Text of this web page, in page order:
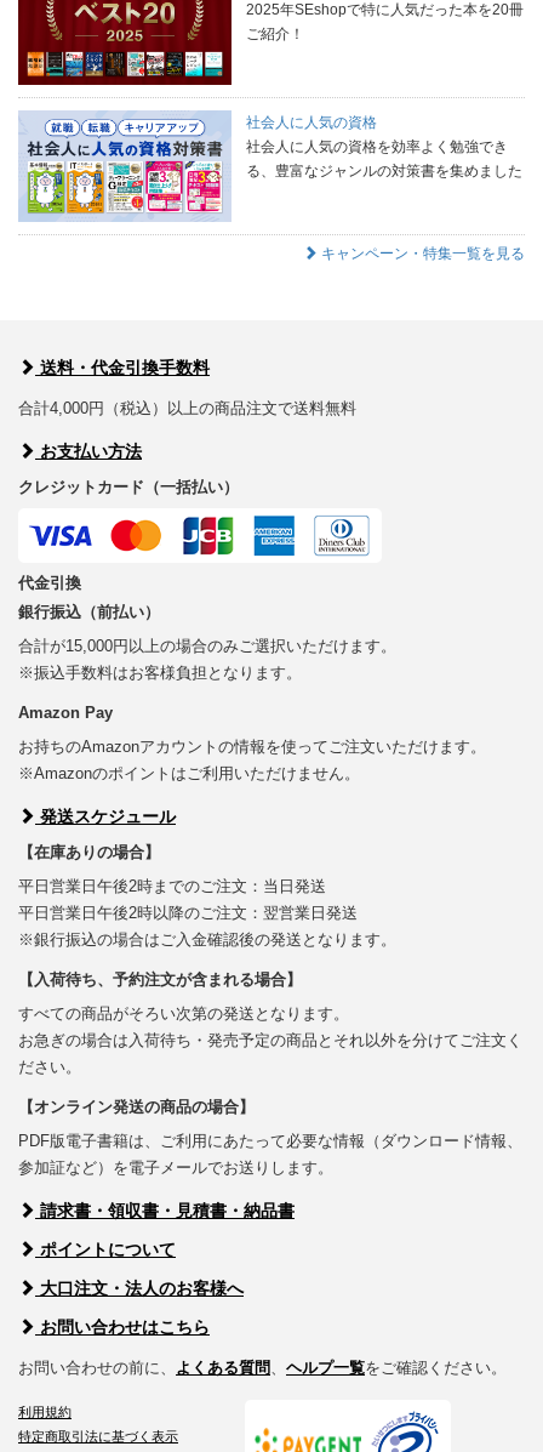
2025年SEshopで特に人気だった本を20冊
ご紹介！
社会人に人気の資格
社会人に人気の資格を効率よく勉強でき
る、豊富なジャンルの対策書を集めました
キャンペーン・特集一覧を見る
送料・代金引換手数料
合計4,000円（税込）以上の商品注文で送料無料
お支払い方法
クレジットカード（一括払い）
代金引換
銀行振込（前払い）
合計が15,000円以上の場合のみご選択いただけます。
※振込手数料はお客様負担となります。
Amazon Pay
お持ちのAmazonアカウントの情報を使ってご注文いただけます。
※Amazonのポイントはご利用いただけません。
発送スケジュール
【在庫ありの場合】
平日営業日午後2時までのご注文：当日発送
平日営業日午後2時以降のご注文：翌営業日発送
※銀行振込の場合はご入金確認後の発送となります。
【入荷待ち、予約注文が含まれる場合】
すべての商品がそろい次第の発送となります。
お急ぎの場合は入荷待ち・発売予定の商品とそれ以外を分けてご注文く
ださい。
【オンライン発送の商品の場合】
PDF版電子書籍は、ご利用にあたって必要な情報（ダウンロード情報、
参加証など）を電子メールでお送りします。
請求書・領収書・見積書・納品書
ポイントについて
大口注文・法人のお客様へ
お問い合わせはこちら
お問い合わせの前に、 よくある質問、 ヘルプ一覧をご確認ください。
利用規約
特定商取引法に基づく表示